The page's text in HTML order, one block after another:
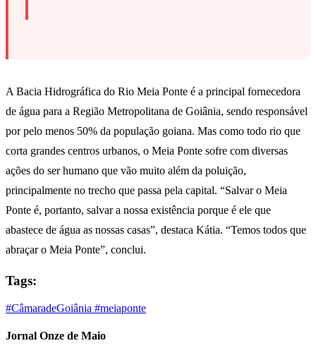
A Bacia Hidrográfica do Rio Meia Ponte é a principal fornecedora
de água para a Região Metropolitana de Goiânia, sendo responsável
por pelo menos 50% da população goiana. Mas como todo rio que
corta grandes centros urbanos, o Meia Ponte sofre com diversas
ações do ser humano que vão muito além da poluição,
principalmente no trecho que passa pela capital. “Salvar o Meia
Ponte é, portanto, salvar a nossa existência porque é ele que
abastece de água as nossas casas”, destaca Kátia. “Temos todos que
abraçar o Meia Ponte”, conclui.
Tags:
#CâmaradeGoiânia #meiaponte
Jornal Onze de Maio